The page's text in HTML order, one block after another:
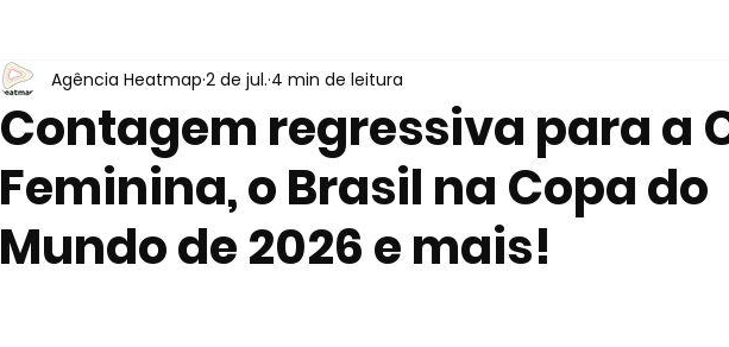
Contagem regressiva para a
Feminina, o Brasil na Copa do
Mundo de 2026 e mais!
Agência Heatmap 2 de jul. 4 min de leitura